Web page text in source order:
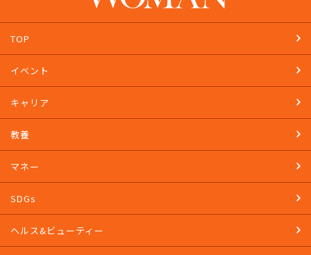
TOP
イベント
キャリア
教養
マネー
SDGs
ヘルス&ビューティー